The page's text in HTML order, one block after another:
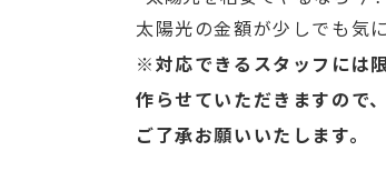
太陽光の金額が少しでも気
※対応できるスタッフには
作らせていただきますので、
ご了承お願いいたします。